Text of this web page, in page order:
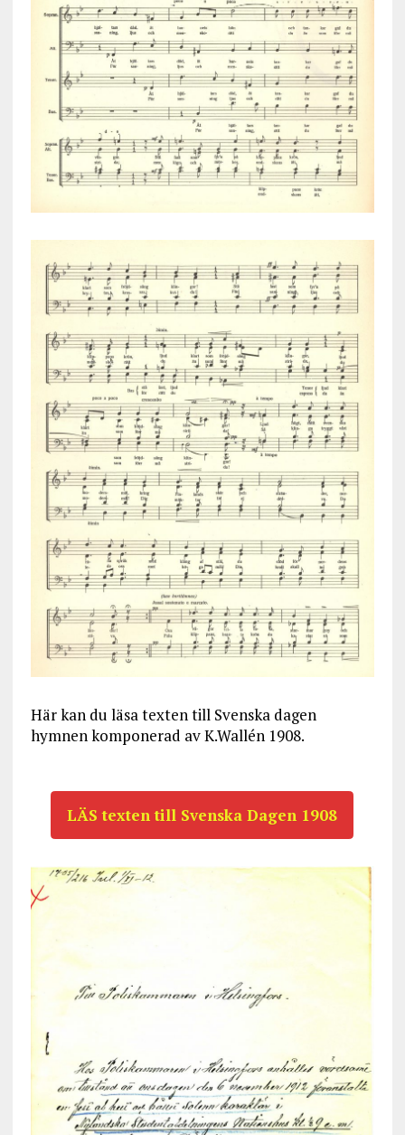
Här kan du läsa texten till Svenska dagen
hymnen komponerad av K.Wallén 1908.
LÄS texten till Svenska Dagen 1908